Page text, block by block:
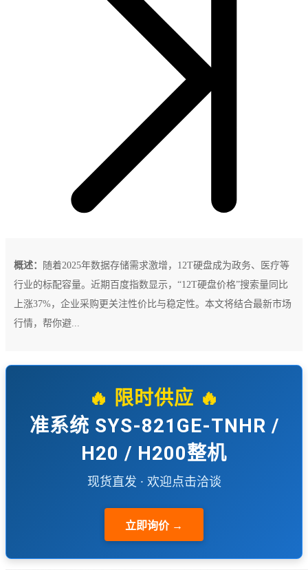
概述：
随着2025年数据存储需求激增，12T硬盘成为政务、医疗等
行业的标配容量。近期百度指数显示，“12T硬盘价格”搜索量同比
上涨37%，企业采购更关注性价比与稳定性。本文将结合最新市场
行情，帮你避...
🔥 限时供应 🔥
准系统 SYS-821GE-TNHR /
H20 / H200整机
现货直发 · 欢迎点击洽谈
立即询价 →